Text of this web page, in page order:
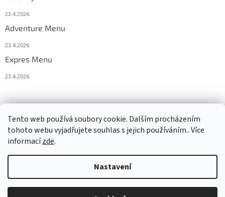
Tento web používá soubory cookie. Dalším procházením
tohoto webu vyjadřujete souhlas s jejich používáním.. Více
informacízde.
Nastavení
23.4.2026
Adventure Menu
23.4.2026
Expres Menu
23.4.2026
Copyright 2026www.333adventures.com. Všechna práva